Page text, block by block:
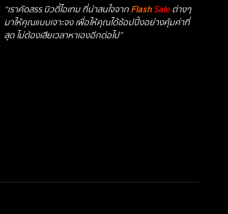
“เราคัดสรร บิวตี้ไอเทม ที่น่าสนใจจาก FlashSaleต่างๆ
มาให้คุณแบบเจาะจง เพื่อให้คุณได้ช้อปปิ้งอย่างคุ้มค่าที่
สุด ไม่ต้องเสียเวลาหาเองอีกต่อไป”